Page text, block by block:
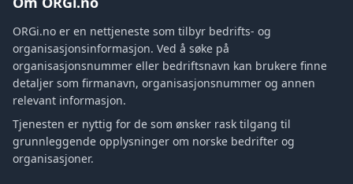
ORGi.no er en nettjeneste som tilbyr bedrifts- og
organisasjonsinformasjon. Ved å søke på
organisasjonsnummer eller bedriftsnavn kan brukere finne
detaljer som firmanavn, organisasjonsnummer og annen
relevant informasjon.
Tjenesten er nyttig for de som ønsker rask tilgang til
grunnleggende opplysninger om norske bedrifter og
organisasjoner.